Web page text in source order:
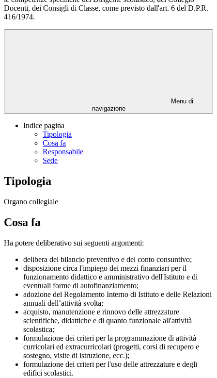
Docenti, dei Consigli di Classe, come previsto dall'art. 6 del D.P.R.
416/1974.
Menu di
navigazione
Indice pagina
Tipologia
Cosa fa
Responsabile
Sede
Tipologia
Organo collegiale
Cosa fa
Ha potere deliberativo sui seguenti argomenti:
delibera del bilancio preventivo e del conto consuntivo;
disposizione circa l'impiego dei mezzi finanziari per il
funzionamento didattico e amministrativo dell'Istituto e di
eventuali forme di autofinanziamento;
adozione del Regolamento Interno di Istituto e delle Relazioni
annuali dell’attività svolta;
acquisto, manutenzione e rinnovo delle attrezzature
scientifiche, didattiche e di quanto funzionale all'attività
scolastica;
formulazione dei criteri per la programmazione di attività
curricolari ed extracurricolari (progetti, corsi di recupero e
sostegno, visite di istruzione, ecc.);
formulazione dei criteri per l'uso delle attrezzature e degli
edifici scolastici.